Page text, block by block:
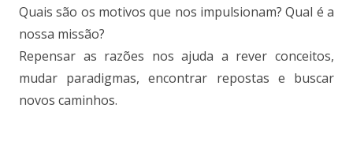
Quais são os motivos que nos impulsionam? Qual é a
nossa missão?
Repensar as razões nos ajuda a rever conceitos,
mudar paradigmas, encontrar repostas e buscar
novos caminhos.